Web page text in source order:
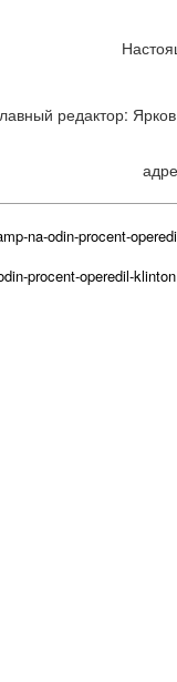
редактор:
na-odin-procent-
procent-operedil-klinton